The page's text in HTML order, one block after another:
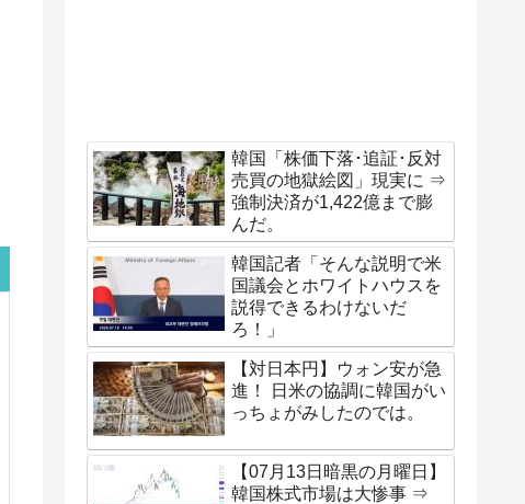
韓国「株価下落･追証･反対
売買の地獄絵図」現実に ⇒
強制決済が1,422億まで膨
んだ。
韓国記者「そんな説明で米
国議会とホワイトハウスを
説得できるわけないだ
ろ！」
【対日本円】ウォン安が急
進！ 日米の協調に韓国がい
っちょがみしたのでは。
【07月13日暗黒の月曜日】
韓国株式市場は大惨事 ⇒